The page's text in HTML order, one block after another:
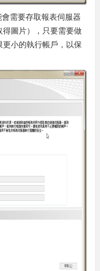
需要存取報表伺服器
圖片），只要需要做
小的執行帳戶，以保